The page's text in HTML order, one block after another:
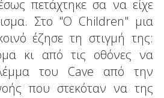
πετάχτηκε σα να είχε
Στο "O Children" μια
έζησε τη στιγμή της:
κι από τις οθόνες να
του Cave από την
που στεκόταν να της